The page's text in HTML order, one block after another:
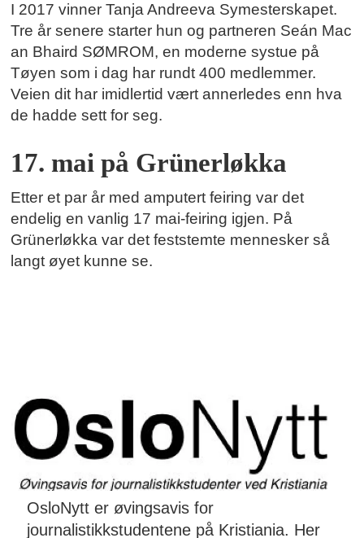
I 2017 vinner Tanja Andreeva Symesterskapet.
Tre år senere starter hun og partneren Seán Mac
an Bhaird SØMROM, en moderne systue på
Tøyen som i dag har rundt 400 medlemmer.
Veien dit har imidlertid vært annerledes enn hva
de hadde sett for seg.
17. mai på Grünerløkka
Etter et par år med amputert feiring var det
endelig en vanlig 17 mai-feiring igjen. På
Grünerløkka var det feststemte mennesker så
langt øyet kunne se.
OsloNytt er øvingsavis for
journalistikkstudentene på Kristiania. Her